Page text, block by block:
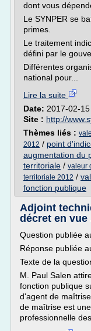
dont vous
Le SYNPER se
primes.
Le traitement
défini par le
Différentes
national pour...
Lire la suite
Date: 2017-02-
Site : http://
Thèmes liés :
2012 / point
augmentation du
territoriale / valeur
territoriale 2012 /
fonction publique
Adjoint
décret en vue
Question publiée
Réponse publiée
Texte de la
M. Paul Salen
fonction publique
d'agent de
de maîtrise est
professionnelle des